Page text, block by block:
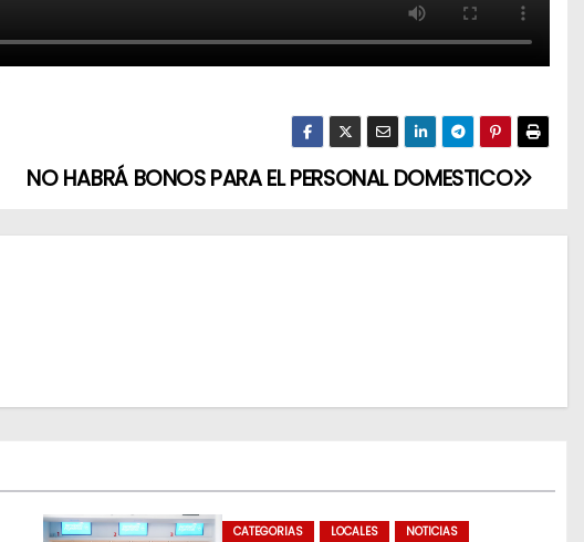
NO HABRÁ BONOS PARA EL PERSONAL DOMESTICO
CATEGORIAS LOCALES NOTICIAS